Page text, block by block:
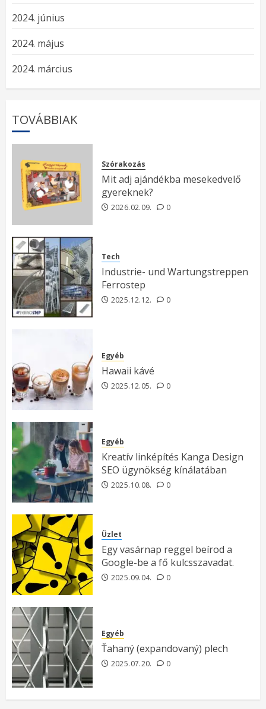
2024. június
2024. május
2024. március
TOVÁBBIAK
Szórakozás
Mit adj ajándékba mesekedvelő
gyereknek?
2026.02.09. 0
Tech
Industrie- und Wartungstreppen
Ferrostep
2025.12.12. 0
Egyéb
Hawaii kávé
2025.12.05. 0
Egyéb
Kreatív linképítés Kanga Design
SEO ügynökség kínálatában
2025.10.08. 0
Üzlet
Egy vasárnap reggel beírod a
Google-be a fő kulcsszavadat.
2025.09.04. 0
Egyéb
Ťahaný (expandovaný) plech
2025.07.20. 0